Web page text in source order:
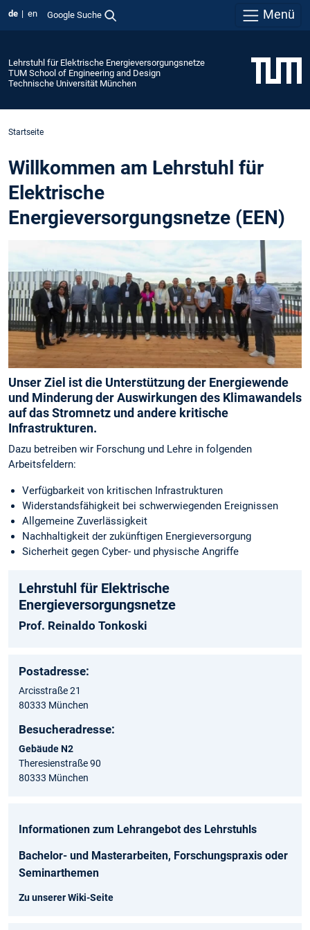
de en Google Suche Menü
Lehrstuhl für Elektrische Energieversorgungsnetze
TUM School of Engineering and Design
Technische Universität München
Startseite
Willkommen am Lehrstuhl für
Elektrische
Energieversorgungsnetze (EEN)
Unser Ziel ist die Unterstützung der Energiewende
und Minderung der Auswirkungen des Klimawandels
auf das Stromnetz und andere kritische
Infrastrukturen.
Dazu betreiben wir Forschung und Lehre in folgenden
Arbeitsfeldern:
Verfügbarkeit von kritischen Infrastrukturen
Widerstandsfähigkeit bei schwerwiegenden Ereignissen
Allgemeine Zuverlässigkeit
Nachhaltigkeit der zukünftigen Energieversorgung
Sicherheit gegen Cyber- und physische Angriffe
Lehrstuhl für Elektrische
Energieversorgungs­netze
Prof. Reinaldo Tonkoski
Postadresse:
Arcisstraße 21
80333 München
Besucheradresse:
Gebäude N2
Theresienstraße 90
80333 München
Informationen zum Lehrangebot des Lehrstuhls
Bachelor- und Masterarbeiten, Forschungspraxis oder
Seminarthemen
Zu unserer Wiki-Seite